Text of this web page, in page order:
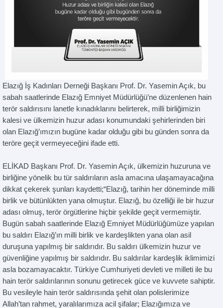
Elazığ İş Kadınları Derneği Başkanı Prof. Dr. Yasemin Açık, bu
sabah saatlerinde Elazığ Emniyet Müdürlüğü’ne düzenlenen hain
terör saldırısını lanetle kınadıklarını belirterek, milli birliğimizin
kalesi ve ülkemizin huzur adası konumundaki şehirlerinden biri
olan Elazığ’ımızın bugüne kadar olduğu gibi bu günden sonra da
teröre geçit vermeyeceğini ifade etti.
ELİKAD Başkanı Prof. Dr. Yasemin Açık, ülkemizin huzuruna ve
birliğine yönelik bu tür saldırıların asla amacına ulaşamayacağına
dikkat çekerek şunları kaydetti;“Elazığ, tarihin her döneminde milli
birlik ve bütünlükten yana olmuştur. Elazığ, bu özelliği ile bir huzur
adası olmuş, terör örgütlerine hiçbir şekilde geçit vermemiştir.
Bugün sabah saatlerinde Elazığ Emniyet Müdürlüğümüze yapılan
bu saldırı Elazığ’ın milli birlik ve kardeşlikten yana olan asil
duruşuna yapılmış bir saldırıdır. Bu saldırı ülkemizin huzur ve
güvenliğine yapılmış bir saldırıdır. Bu saldırılar kardeşlik iklimimizi
asla bozamayacaktır. Türkiye Cumhuriyeti devleti ve milleti ile bu
hain terör saldırılarının sonunu getirecek güce ve kuvvete sahiptir.
Bu vesileyle hain terör saldırısında şehit olan polislerimize
Allah’tan rahmet, yaralılarımıza acil şifalar; Elazığımıza ve